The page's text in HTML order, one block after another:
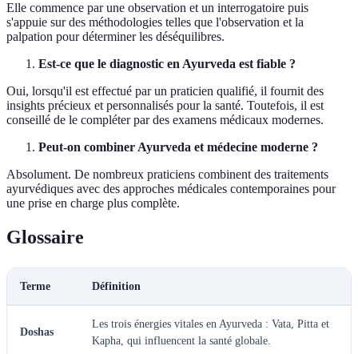
Elle commence par une observation et un interrogatoire puis
s'appuie sur des méthodologies telles que l'observation et la
palpation pour déterminer les déséquilibres.
Est-ce que le diagnostic en Ayurveda est fiable ?
Oui, lorsqu'il est effectué par un praticien qualifié, il fournit des
insights précieux et personnalisés pour la santé. Toutefois, il est
conseillé de le compléter par des examens médicaux modernes.
Peut-on combiner Ayurveda et médecine moderne ?
Absolument. De nombreux praticiens combinent des traitements
ayurvédiques avec des approches médicales contemporaines pour
une prise en charge plus complète.
Glossaire
Terme Définition
Doshas
Les trois énergies vitales en Ayurveda : Vata, Pitta et
Kapha, qui influencent la santé globale.